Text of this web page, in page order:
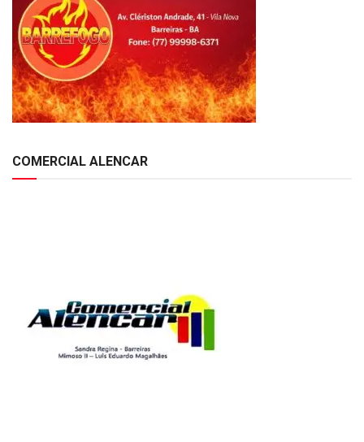
COMERCIAL ALENCAR